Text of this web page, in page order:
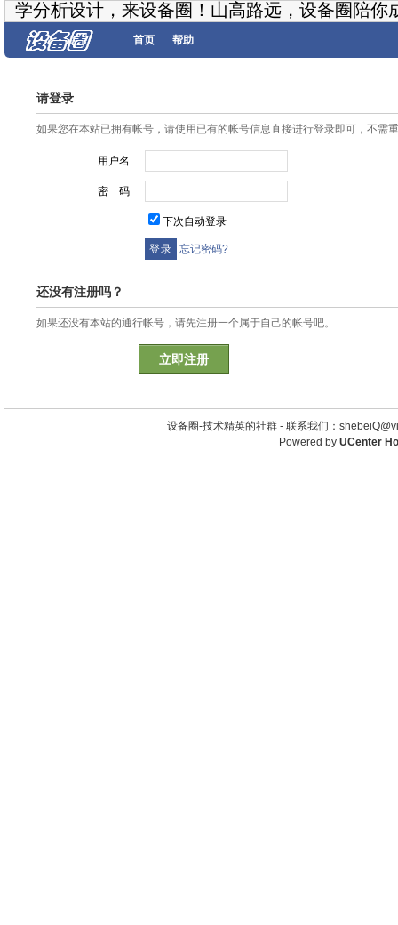
学分析设计，来设备圈！山高路远，设备圈陪你
首页 帮助
请登录
如果您在本站已拥有帐号，请使用已有的帐号信息直接进行登录即可，不需
用户名
密 码
下次自动登录
忘记密码?
还没有注册吗？
如果还没有本站的通行帐号，请先注册一个属于自己的帐号吧。
立即注册
设备圈-技术精英的社群 - 联系我们：
Powered by UCenter